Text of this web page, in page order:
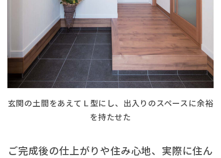
玄関の土間をあえてＬ型にし、出入りのスペースに余裕
を持たせた
ご完成後の仕上がりや住み心地、実際に住ん